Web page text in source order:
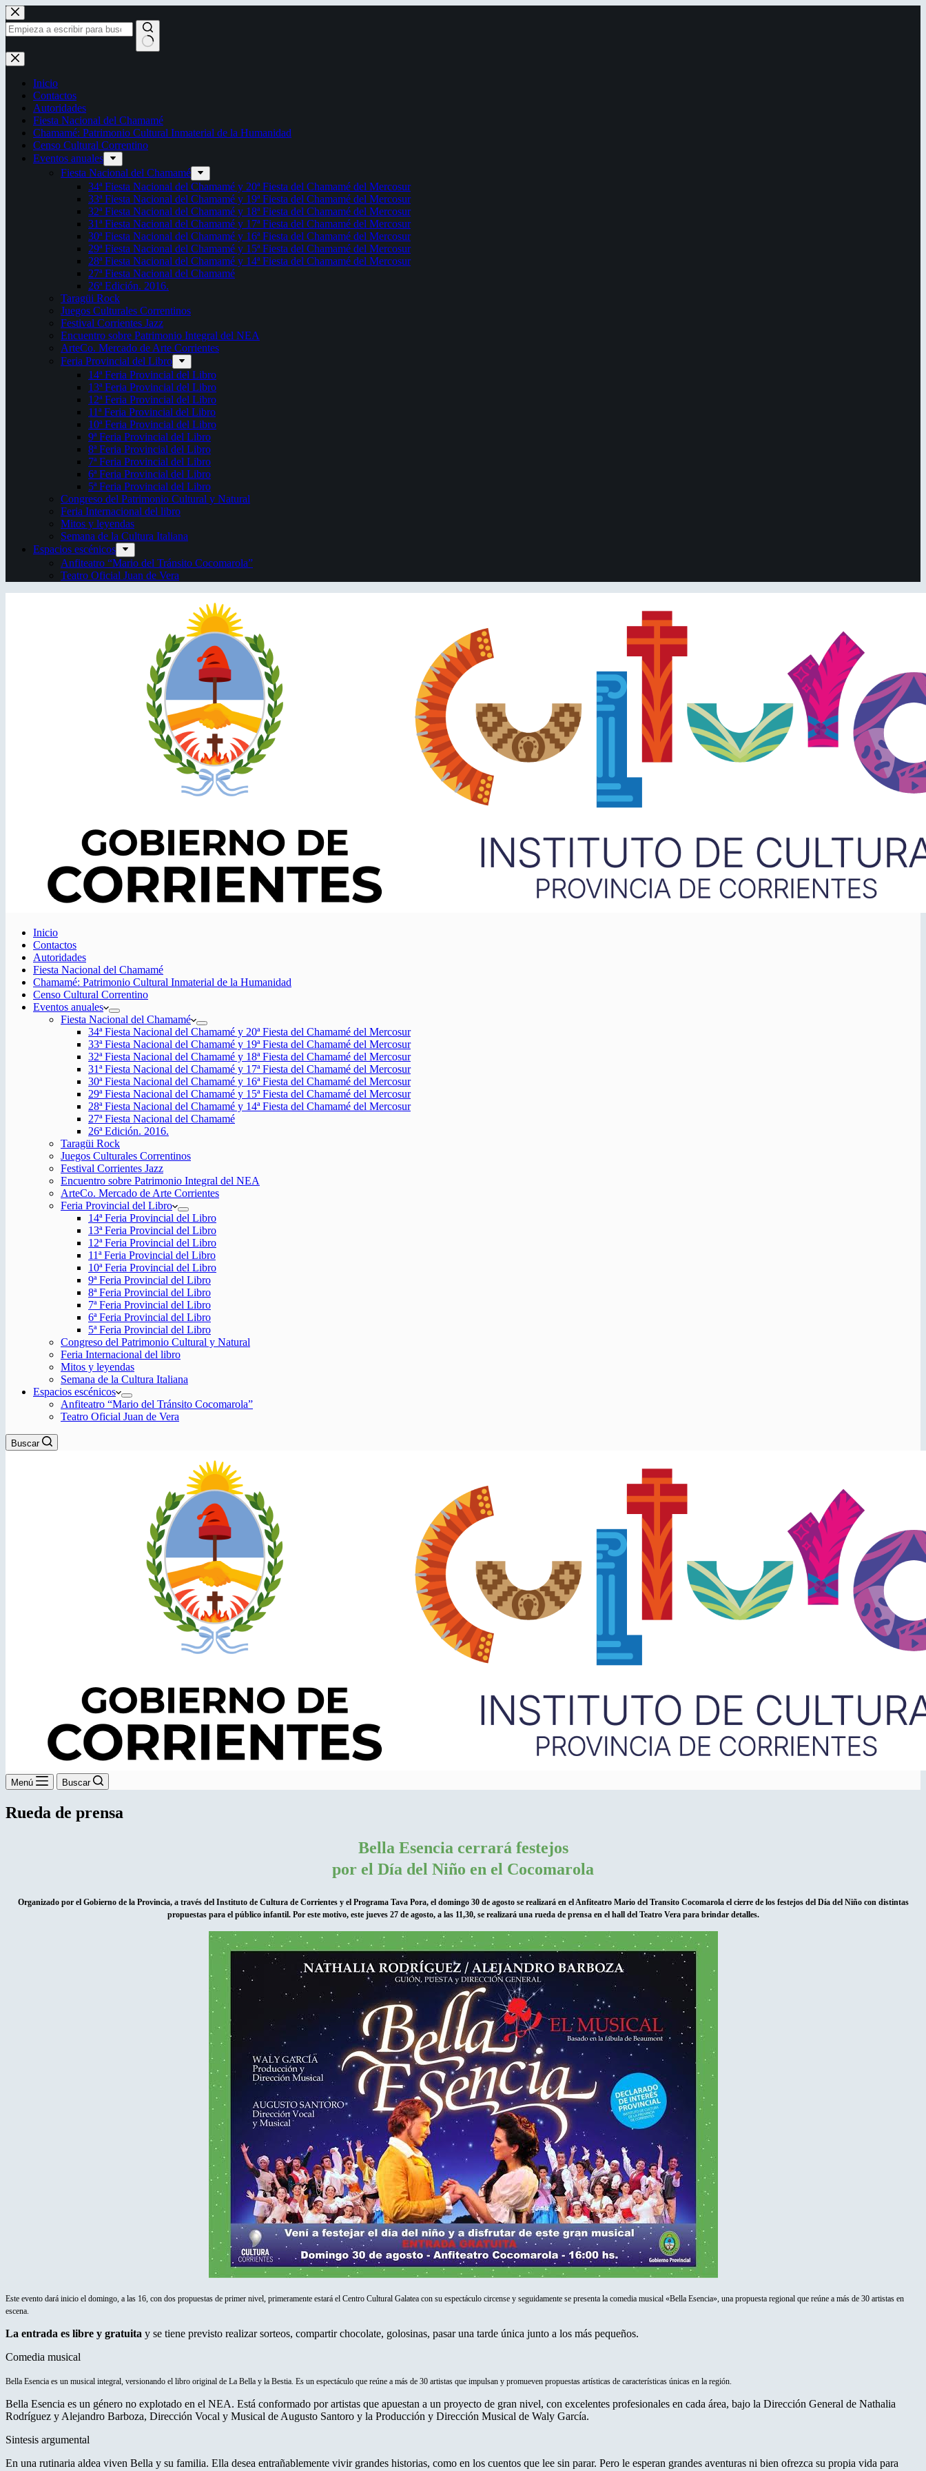
Saltar
al
contenido
Sin
resultados
Inicio
Contactos
Autoridades
Fiesta Nacional del Chamamé
Chamamé: Patrimonio Cultural Inmaterial de la Humanidad
Censo Cultural Correntino
Eventos anuales
Fiesta Nacional del Chamamé
34ª Fiesta Nacional del Chamamé y 20ª Fiesta del Chamamé del Mercosur
33ª Fiesta Nacional del Chamamé y 19ª Fiesta del Chamamé del Mercosur
32ª Fiesta Nacional del Chamamé y 18ª Fiesta del Chamamé del Mercosur
31ª Fiesta Nacional del Chamamé y 17ª Fiesta del Chamamé del Mercosur
30ª Fiesta Nacional del Chamamé y 16ª Fiesta del Chamamé del Mercosur
29ª Fiesta Nacional del Chamamé y 15ª Fiesta del Chamamé del Mercosur
28ª Fiesta Nacional del Chamamé y 14ª Fiesta del Chamamé del Mercosur
27ª Fiesta Nacional del Chamamé
26ª Edición. 2016.
Taragüi Rock
Juegos Culturales Correntinos
Festival Corrientes Jazz
Encuentro sobre Patrimonio Integral del NEA
ArteCo. Mercado de Arte Corrientes
Feria Provincial del Libro
14ª Feria Provincial del Libro
13ª Feria Provincial del Libro
12ª Feria Provincial del Libro
11ª Feria Provincial del Libro
10ª Feria Provincial del Libro
9ª Feria Provincial del Libro
8ª Feria Provincial del Libro
7ª Feria Provincial del Libro
6ª Feria Provincial del Libro
5ª Feria Provincial del Libro
Congreso del Patrimonio Cultural y Natural
Feria Internacional del libro
Mitos y leyendas
Semana de la Cultura Italiana
Espacios escénicos
Anfiteatro “Mario del Tránsito Cocomarola”
Teatro Oficial Juan de Vera
Inicio
Contactos
Autoridades
Fiesta Nacional del Chamamé
Chamamé: Patrimonio Cultural Inmaterial de la Humanidad
Censo Cultural Correntino
Eventos anuales
Fiesta Nacional del Chamamé
34ª Fiesta Nacional del Chamamé y 20ª Fiesta del Chamamé del Mercosur
33ª Fiesta Nacional del Chamamé y 19ª Fiesta del Chamamé del Mercosur
32ª Fiesta Nacional del Chamamé y 18ª Fiesta del Chamamé del Mercosur
31ª Fiesta Nacional del Chamamé y 17ª Fiesta del Chamamé del Mercosur
30ª Fiesta Nacional del Chamamé y 16ª Fiesta del Chamamé del Mercosur
29ª Fiesta Nacional del Chamamé y 15ª Fiesta del Chamamé del Mercosur
28ª Fiesta Nacional del Chamamé y 14ª Fiesta del Chamamé del Mercosur
27ª Fiesta Nacional del Chamamé
26ª Edición. 2016.
Taragüi Rock
Juegos Culturales Correntinos
Festival Corrientes Jazz
Encuentro sobre Patrimonio Integral del NEA
ArteCo. Mercado de Arte Corrientes
Feria Provincial del Libro
14ª Feria Provincial del Libro
13ª Feria Provincial del Libro
12ª Feria Provincial del Libro
11ª Feria Provincial del Libro
10ª Feria Provincial del Libro
9ª Feria Provincial del Libro
8ª Feria Provincial del Libro
7ª Feria Provincial del Libro
6ª Feria Provincial del Libro
5ª Feria Provincial del Libro
Congreso del Patrimonio Cultural y Natural
Feria Internacional del libro
Mitos y leyendas
Semana de la Cultura Italiana
Espacios escénicos
Anfiteatro “Mario del Tránsito Cocomarola”
Teatro Oficial Juan de Vera
Buscar
Menú Buscar
Rueda de prensa
Bella Esencia cerrará festejos
por el Día del Niño en el Cocomarola
Organizado por el Gobierno de la Provincia, a través del Instituto de Cultura de Corrientes y el Programa Tava Pora, el domingo 30 de agosto se realizará en el Anfiteatro Mario del Transito Cocomarola el cierre de los festejos del Día del Niño con distintas
propuestas para el público infantil. Por este motivo, este jueves 27 de agosto, a las 11,30, se realizará una rueda de prensa en el hall del Teatro Vera para brindar detalles.
Este evento dará inicio el domingo, a las 16, con dos propuestas de primer nivel, primeramente estará el Centro Cultural Galatea con su espectáculo circense y seguidamente se presenta la comedia musical «Bella Esencia», una propuesta regional que reúne a más de 30 artistas en
escena.
La entrada es libre y gratuita y se tiene previsto realizar sorteos, compartir chocolate, golosinas, pasar una tarde única junto a los más pequeños.
Comedia musical
Bella Esencia es un musical integral, versionando el libro original de La Bella y la Bestia. Es un espectáculo que reúne a más de 30 artistas que impulsan y promueven propuestas artísticas de características únicas en la región.
Bella Esencia es un género no explotado en el NEA. Está conformado por artistas que apuestan a un proyecto de gran nivel, con excelentes profesionales en cada área, bajo la Dirección General de Nathalia
Rodríguez y Alejandro Barboza, Dirección Vocal y Musical de Augusto Santoro y la Producción y Dirección Musical de Waly García.
Sintesis argumental
En una rutinaria aldea viven Bella y su familia. Ella desea entrañablemente vivir grandes historias, como en los cuentos que lee sin parar. Pero le esperan grandes aventuras ni bien ofrezca su propia vida para